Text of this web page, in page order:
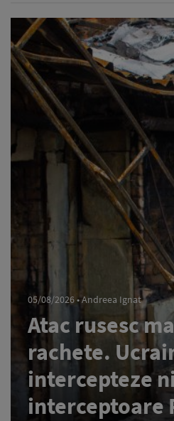
05/08/2026 • Andreea Ignat
Atac rusesc
rachete.
intercepteze
interceptoare